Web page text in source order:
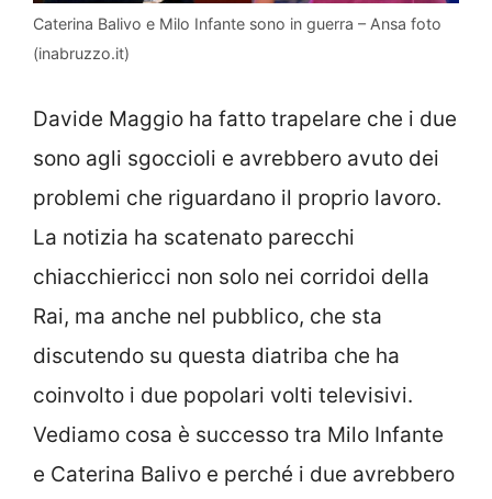
Caterina Balivo e Milo Infante sono in guerra – Ansa foto
(inabruzzo.it)
Davide Maggio ha fatto trapelare che i due
sono agli sgoccioli e avrebbero avuto dei
problemi che riguardano il proprio lavoro.
La notizia ha scatenato parecchi
chiacchiericci non solo nei corridoi della
Rai, ma anche nel pubblico, che sta
discutendo su questa diatriba che ha
coinvolto i due popolari volti televisivi.
Vediamo cosa è successo tra Milo Infante
e Caterina Balivo e perché i due avrebbero